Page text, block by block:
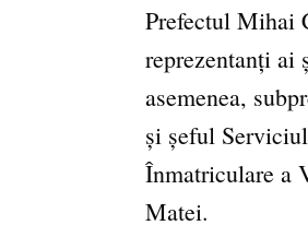
Prefectul Mihai
reprezentanți ai
asemenea,
și șeful
Înmatriculare a
Matei.